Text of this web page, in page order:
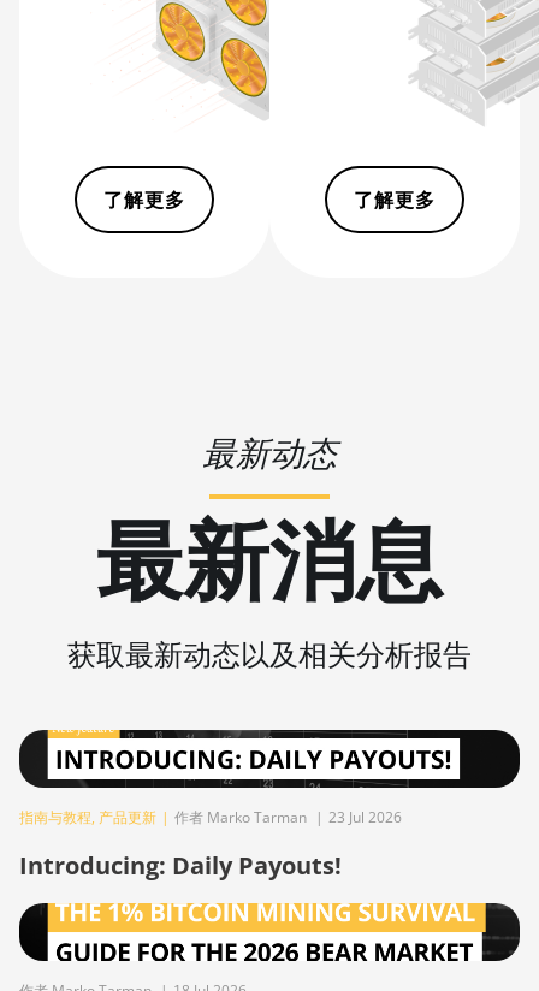
BITMAIN AntMiner S9i
BITMAIN AntMiner S9j
BITMAIN AntMiner S9k
BITMAIN AntMiner T17
BITMAIN AntMiner T17+
BITMAIN AntMiner Z11j
BITMAIN AntMiner Z15
BITMAIN AntMiner Z15 Pro
BITMAIN AntMiner Z15e
BITMAIN AntMiner Z15j
BITMAIN Antminer S19 Hydro (158Th)
BITMAIN Antminer S19 XP Hyd (255Th)
BITMAIN Antminer S19j (100TH)
BITMAIN Antminer S19j (90Th)
BITMAIN Antminer S19j Pro (96Th)
BITMAIN Antminer S19j XP (151TH)
了解更多 了解更多
最新动态
最新消息
获取最新动态以及相关分析报告
指南与教程, 产品更新 | 作者 Marko Tarman | 23 Jul 2026
Introducing: Daily Payouts!